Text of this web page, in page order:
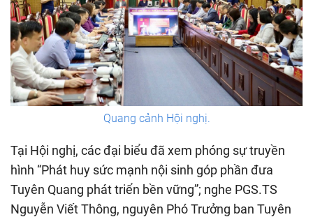
Quang cảnh Hội nghị.
Tại Hội nghị, các đại biểu đã xem phóng sự truyền
hình “Phát huy sức mạnh nội sinh góp phần đưa
Tuyên Quang phát triển bền vững”; nghe PGS.TS
Nguyễn Viết Thông, nguyên Phó Trưởng ban Tuyên